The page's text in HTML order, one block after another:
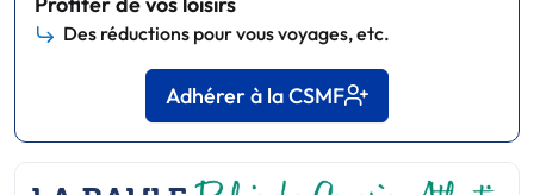
Des réductions pour vous voyages, etc.
Adhérer à la CSMF